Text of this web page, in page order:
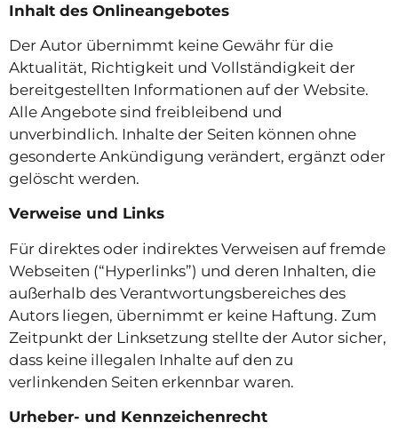
Inhalt des Onlineangebotes
Der Autor übernimmt keine Gewähr für die
Aktualität, Richtigkeit und Vollständigkeit der
bereitgestellten Informationen auf der Website.
Alle Angebote sind freibleibend und
unverbindlich. Inhalte der Seiten können ohne
gesonderte Ankündigung verändert, ergänzt oder
gelöscht werden.
Verweise und Links
Für direktes oder indirektes Verweisen auf fremde
Webseiten (“Hyperlinks”) und deren Inhalten, die
außerhalb des Verantwortungsbereiches des
Autors liegen, übernimmt er keine Haftung. Zum
Zeitpunkt der Linksetzung stellte der Autor sicher,
dass keine illegalen Inhalte auf den zu
verlinkenden Seiten erkennbar waren.
Urheber- und Kennzeichenrecht